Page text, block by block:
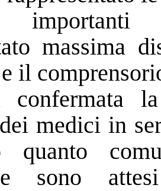
importanti
massima
il
confermata
medici in
quanto
sono